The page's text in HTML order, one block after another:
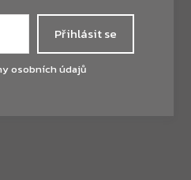
Přihlásit se
osobních údajů